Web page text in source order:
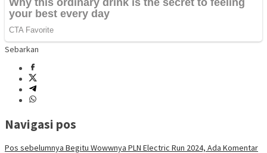
Sebarkan
Navigasi pos
Pos sebelumnya Begitu Wowwnya PLN Electric Run 2024, Ada Komentar